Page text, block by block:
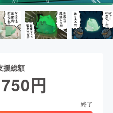
援総額
円
終了